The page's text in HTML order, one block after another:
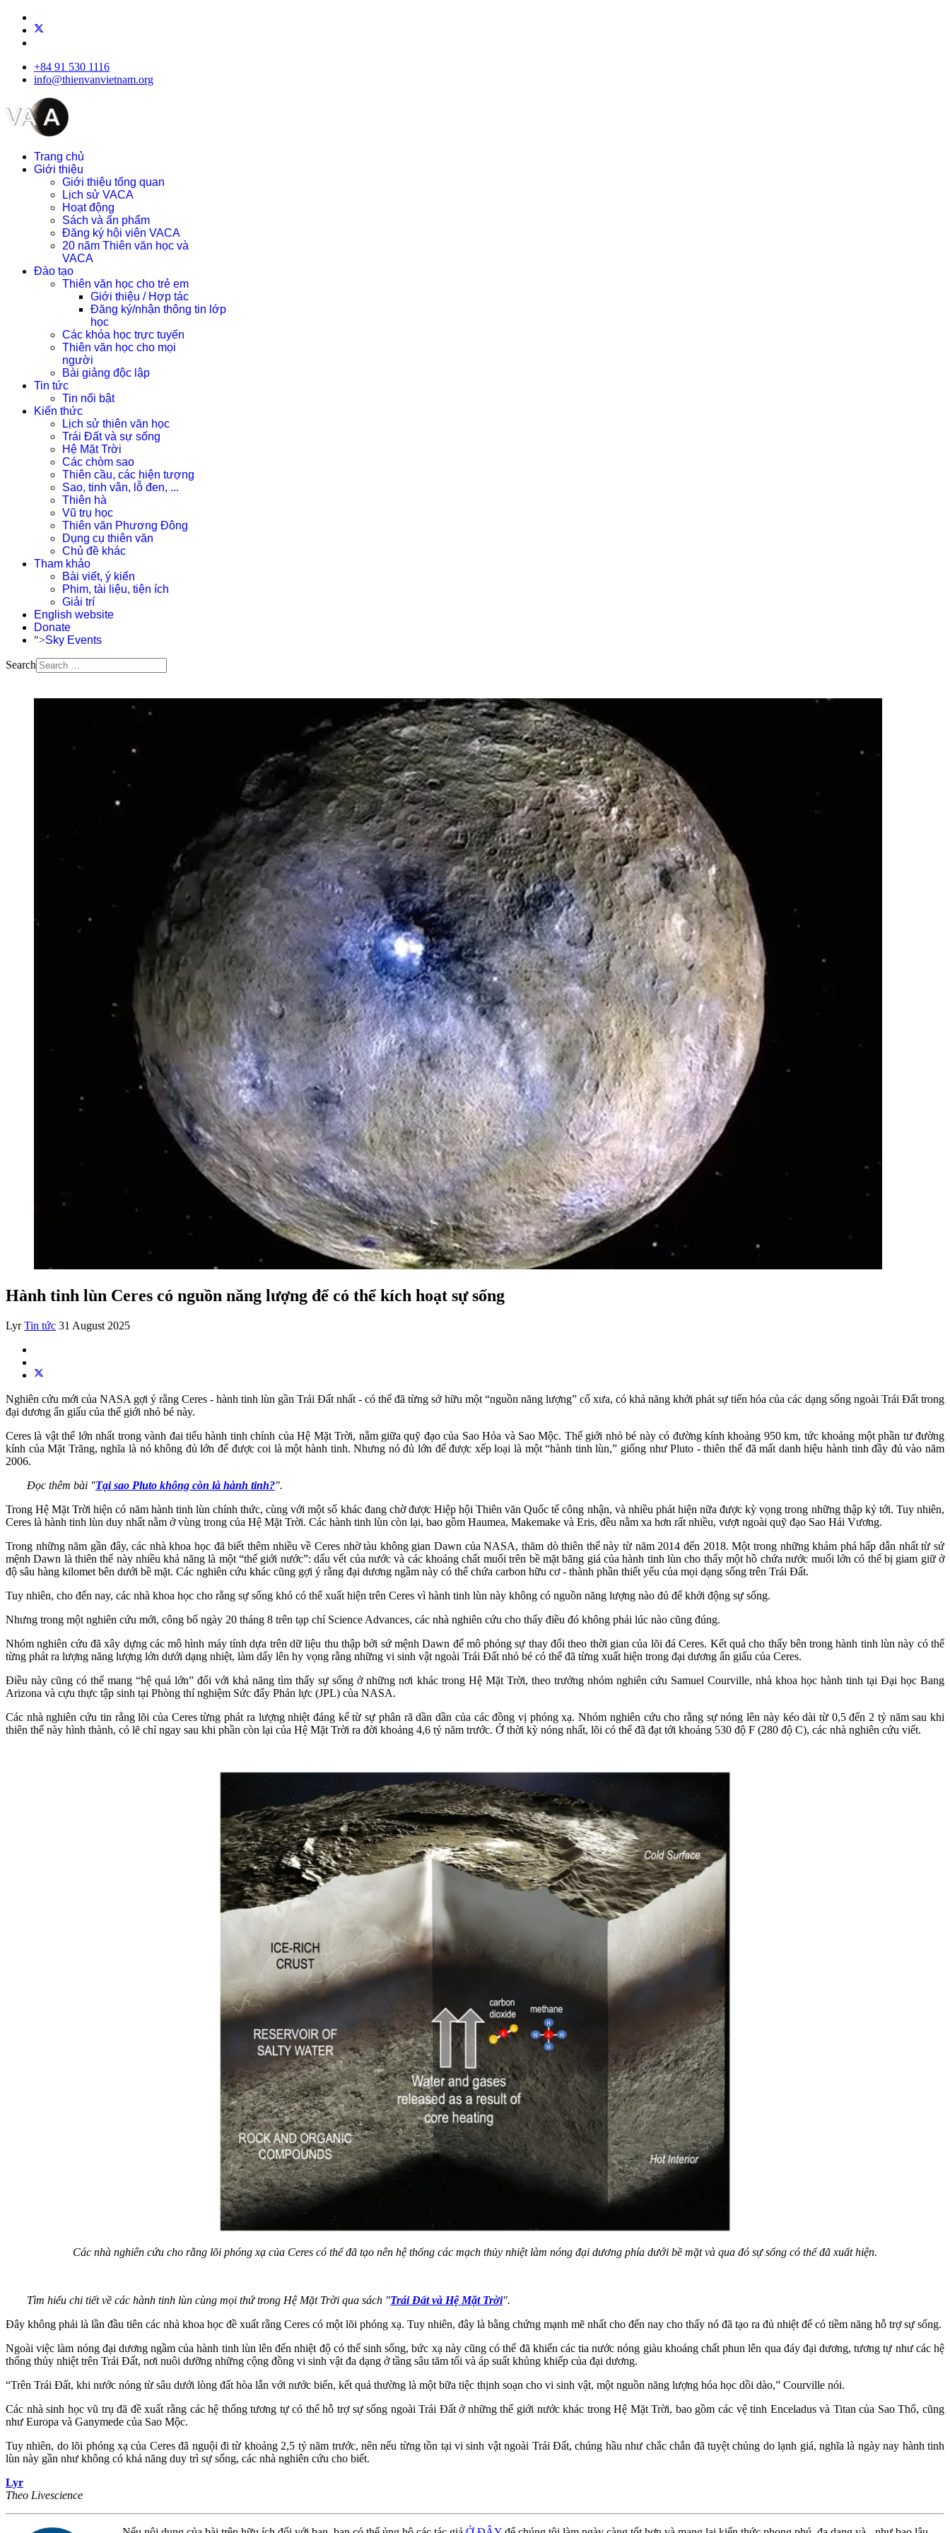
+84 91 530 1116
info@thienvanvietnam.org
Trang chủ
Giới thiệu
Giới thiệu tổng quan
Lịch sử VACA
Hoạt động
Sách và ấn phẩm
Đăng ký hội viên VACA
20 năm Thiên văn học và
VACA
Đào tạo
Thiên văn học cho trẻ em
Giới thiệu / Hợp tác
Đăng ký/nhận thông tin lớp
học
Các khóa học trực tuyến
Thiên văn học cho mọi
người
Bài giảng độc lập
Tin tức
Tin nổi bật
Kiến thức
Lịch sử thiên văn học
Trái Đất và sự sống
Hệ Mặt Trời
Các chòm sao
Thiên cầu, các hiện tượng
Sao, tinh vân, lỗ đen, ...
Thiên hà
Vũ trụ học
Thiên văn Phương Đông
Dụng cụ thiên văn
Chủ đề khác
Tham khảo
Bài viết, ý kiến
Phim, tài liệu, tiện ích
Giải trí
English website
Donate
">Sky Events
Search
Hành tinh lùn Ceres có nguồn năng lượng để có thể kích hoạt sự sống
Lyr Tin tức 31 August 2025
Nghiên cứu mới của NASA gợi ý rằng Ceres - hành tinh lùn gần Trái Đất nhất - có thể đã từng sở hữu một “nguồn năng lượng” cổ xưa, có khả năng khởi phát sự tiến hóa của các dạng sống ngoài Trái Đất trong
đại dương ẩn giấu của thế giới nhỏ bé này.
Ceres là vật thể lớn nhất trong vành đai tiểu hành tinh chính của Hệ Mặt Trời, nằm giữa quỹ đạo của Sao Hỏa và Sao Mộc. Thế giới nhỏ bé này có đường kính khoảng 950 km, tức khoảng một phần tư đường
kính của Mặt Trăng, nghĩa là nó không đủ lớn để được coi là một hành tinh. Nhưng nó đủ lớn để được xếp loại là một “hành tinh lùn,” giống như Pluto - thiên thể đã mất danh hiệu hành tinh đầy đủ vào năm
2006.
Đọc thêm bài "Tại sao Pluto không còn là hành tinh?".
Trong Hệ Mặt Trời hiện có năm hành tinh lùn chính thức, cùng với một số khác đang chờ được Hiệp hội Thiên văn Quốc tế công nhận, và nhiều phát hiện nữa được kỳ vọng trong những thập kỷ tới. Tuy nhiên,
Ceres là hành tinh lùn duy nhất nằm ở vùng trong của Hệ Mặt Trời. Các hành tinh lùn còn lại, bao gồm Haumea, Makemake và Eris, đều nằm xa hơn rất nhiều, vượt ngoài quỹ đạo Sao Hải Vương.
Trong những năm gần đây, các nhà khoa học đã biết thêm nhiều về Ceres nhờ tàu không gian Dawn của NASA, thăm dò thiên thể này từ năm 2014 đến 2018. Một trong những khám phá hấp dẫn nhất từ sứ
mệnh Dawn là thiên thể này nhiều khả năng là một “thế giới nước”: dấu vết của nước và các khoáng chất muối trên bề mặt băng giá của hành tinh lùn cho thấy một hồ chứa nước muối lớn có thể bị giam giữ ở
độ sâu hàng kilomet bên dưới bề mặt. Các nghiên cứu khác cũng gợi ý rằng đại dương ngầm này có thể chứa carbon hữu cơ - thành phần thiết yếu của mọi dạng sống trên Trái Đất.
Tuy nhiên, cho đến nay, các nhà khoa học cho rằng sự sống khó có thể xuất hiện trên Ceres vì hành tinh lùn này không có nguồn năng lượng nào đủ để khởi động sự sống.
Nhưng trong một nghiên cứu mới, công bố ngày 20 tháng 8 trên tạp chí Science Advances, các nhà nghiên cứu cho thấy điều đó không phải lúc nào cũng đúng.
Nhóm nghiên cứu đã xây dựng các mô hình máy tính dựa trên dữ liệu thu thập bởi sứ mệnh Dawn để mô phỏng sự thay đổi theo thời gian của lõi đá Ceres. Kết quả cho thấy bên trong hành tinh lùn này có thể
từng phát ra lượng năng lượng lớn dưới dạng nhiệt, làm dấy lên hy vọng rằng những vi sinh vật ngoài Trái Đất nhỏ bé có thể đã từng xuất hiện trong đại dương ẩn giấu của Ceres.
Điều này cũng có thể mang “hệ quả lớn” đối với khả năng tìm thấy sự sống ở những nơi khác trong Hệ Mặt Trời, theo trưởng nhóm nghiên cứu Samuel Courville, nhà khoa học hành tinh tại Đại học Bang
Arizona và cựu thực tập sinh tại Phòng thí nghiệm Sức đẩy Phản lực (JPL) của NASA.
Các nhà nghiên cứu tin rằng lõi của Ceres từng phát ra lượng nhiệt đáng kể từ sự phân rã dần dần của các đồng vị phóng xạ. Nhóm nghiên cứu cho rằng sự nóng lên này kéo dài từ 0,5 đến 2 tỷ năm sau khi
thiên thể này hình thành, có lẽ chỉ ngay sau khi phần còn lại của Hệ Mặt Trời ra đời khoảng 4,6 tỷ năm trước. Ở thời kỳ nóng nhất, lõi có thể đã đạt tới khoảng 530 độ F (280 độ C), các nhà nghiên cứu viết.
Các nhà nghiên cứu cho rằng lõi phóng xạ của Ceres có thể đã tạo nên hệ thống các mạch thủy nhiệt làm nóng đại dương phía dưới bề mặt và qua đó sự sống có thể đã xuất hiện.
Tìm hiểu chi tiết về các hành tinh lùn cùng mọi thứ trong Hệ Mặt Trời qua sách "Trái Đất và Hệ Mặt Trời".
Đây không phải là lần đầu tiên các nhà khoa học đề xuất rằng Ceres có một lõi phóng xạ. Tuy nhiên, đây là bằng chứng mạnh mẽ nhất cho đến nay cho thấy nó đã tạo ra đủ nhiệt để có tiềm năng hỗ trợ sự sống.
Ngoài việc làm nóng đại dương ngầm của hành tinh lùn lên đến nhiệt độ có thể sinh sống, bức xạ này cũng có thể đã khiến các tia nước nóng giàu khoáng chất phun lên qua đáy đại dương, tương tự như các hệ
thống thủy nhiệt trên Trái Đất, nơi nuôi dưỡng những cộng đồng vi sinh vật đa dạng ở tầng sâu tăm tối và áp suất khủng khiếp của đại dương.
“Trên Trái Đất, khi nước nóng từ sâu dưới lòng đất hòa lẫn với nước biển, kết quả thường là một bữa tiệc thịnh soạn cho vi sinh vật, một nguồn năng lượng hóa học dồi dào,” Courville nói.
Các nhà sinh học vũ trụ đã đề xuất rằng các hệ thống tương tự có thể hỗ trợ sự sống ngoài Trái Đất ở những thế giới nước khác trong Hệ Mặt Trời, bao gồm các vệ tinh Enceladus và Titan của Sao Thổ, cũng
như Europa và Ganymede của Sao Mộc.
Tuy nhiên, do lõi phóng xạ của Ceres đã nguội đi từ khoảng 2,5 tỷ năm trước, nên nếu từng tồn tại vi sinh vật ngoài Trái Đất, chúng hầu như chắc chắn đã tuyệt chủng do lạnh giá, nghĩa là ngày nay hành tinh
lùn này gần như không có khả năng duy trì sự sống, các nhà nghiên cứu cho biết.
Lyr
Theo Livescience